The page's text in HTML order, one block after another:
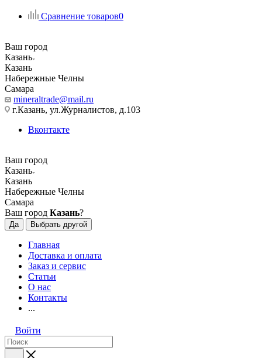
Сравнение товаров0
Ваш город
Казань
Казань
Набережные Челны
Самара
mineraltrade@mail.ru
г.Казань, ул.Журналистов, д.103
Вконтакте
Ваш город
Казань
Казань
Набережные Челны
Самара
Ваш город Казань?
Да Выбрать другой
Главная
Доставка и оплата
Заказ и сервис
Статьи
О нас
Контакты
...
Войти